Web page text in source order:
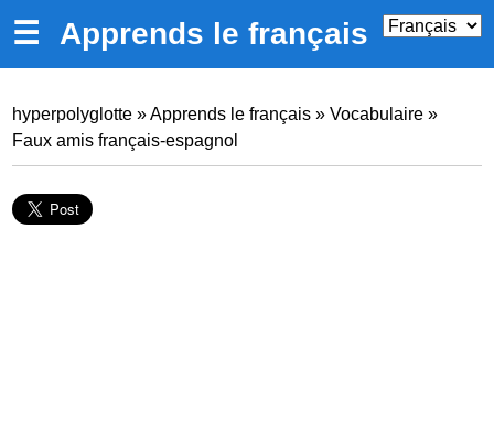
☰ Apprends le français
hyperpolyglotte »Apprends le français »Vocabulaire »
Faux amis français-espagnol